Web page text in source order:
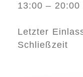
13:00 – 20:00
Letzter
Schließzeit